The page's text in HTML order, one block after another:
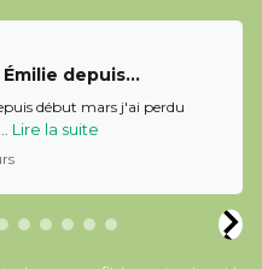
depuis…
début mars j'ai perdu
Lire la suite